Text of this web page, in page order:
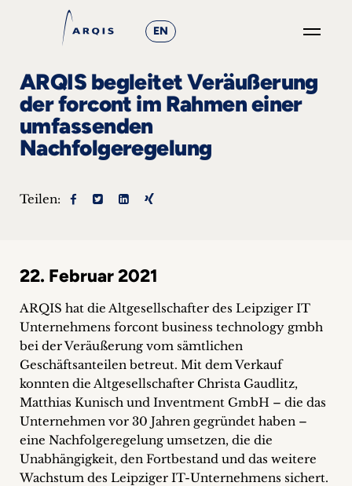
EN
Fokusgruppen
News
Events
+
Karriere
+
Blog
&
Podcasts
ARQIS begleitet Veräußerung
der forcont im Rahmen einer
umfassenden
Nachfolgeregelung
Teilen:
22. Februar 2021
ARQIS hat die Altgesellschafter des Leipziger IT
Unternehmens forcont business technology gmbh
bei der Veräußerung vom sämtlichen
Geschäftsanteilen betreut. Mit dem Verkauf
konnten die Altgesellschafter Christa Gaudlitz,
Matthias Kunisch und Inventment GmbH – die das
Unternehmen vor 30 Jahren gegründet haben –
eine Nachfolgeregelung umsetzen, die die
Unabhängigkeit, den Fortbestand und das weitere
Wachstum des Leipziger IT-Unternehmens sichert.